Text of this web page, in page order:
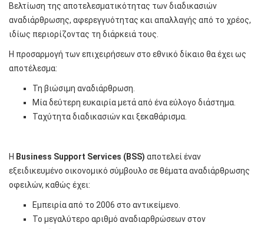
Βελτίωση της αποτελεσματικότητας των διαδικασιών
αναδιάρθρωσης, αφερεγγυότητας και απαλλαγής από το χρέος,
ιδίως περιορίζοντας τη διάρκειά τους.
Η προσαρμογή των επιχειρήσεων στο εθνικό δίκαιο θα έχει ως
αποτέλεσμα:
Τη βιώσιμη αναδιάρθρωση.
Μία δεύτερη ευκαιρία μετά από ένα εύλογο διάστημα.
Ταχύτητα διαδικασιών και ξεκαθάρισμα.
Η Business Support Services (BSS) αποτελεί έναν
εξειδικευμένο οικονομικό σύμβουλο σε θέματα αναδιάρθρωσης
οφειλών, καθώς έχει:
Εμπειρία από το 2006 στο αντικείμενο.
Το μεγαλύτερο αριθμό αναδιαρθρώσεων στον